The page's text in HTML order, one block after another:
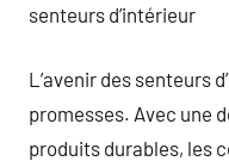
senteurs d’intérieur
L’avenir des senteurs
promesses. Avec une
produits durables, les